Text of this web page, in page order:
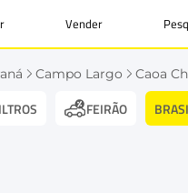
Vender
Campo Largo Caoa
FEIRÃO